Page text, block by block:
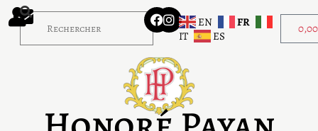
0,00
EN
FR
IT
ES